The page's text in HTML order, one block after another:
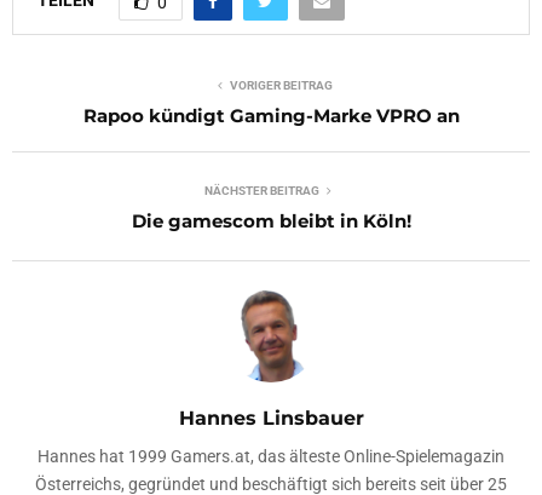
VORIGER BEITRAG
Rapoo kündigt Gaming-Marke VPRO an
NÄCHSTER BEITRAG
Die gamescom bleibt in Köln!
Hannes Linsbauer
Hannes hat 1999 Gamers.at, das älteste Online-Spielemagazin
Österreichs, gegründet und beschäftigt sich bereits seit über 25